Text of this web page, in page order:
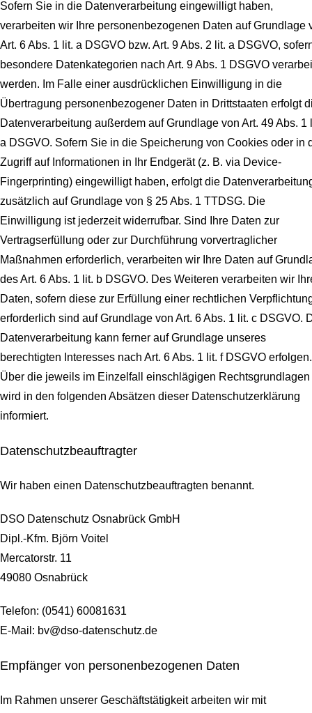
Sofern Sie in die Datenverarbeitung eingewilligt haben,
verarbeiten wir Ihre personenbezogenen Daten auf Grundlage
Art. 6 Abs. 1 lit. a DSGVO bzw. Art. 9 Abs. 2 lit. a DSGVO,
besondere Datenkategorien nach Art. 9 Abs. 1 DSGVO
werden. Im Falle einer ausdrücklichen Einwilligung in die
Übertragung personenbezogener Daten in Drittstaaten erfolgt
Datenverarbeitung außerdem auf Grundlage von Art. 49 Abs. 1
a DSGVO. Sofern Sie in die Speicherung von Cookies oder in
Zugriff auf Informationen in Ihr Endgerät (z. B. via Device-
Fingerprinting) eingewilligt haben, erfolgt die
zusätzlich auf Grundlage von § 25 Abs. 1 TTDSG. Die
Einwilligung ist jederzeit widerrufbar. Sind Ihre Daten zur
Vertragserfüllung oder zur Durchführung vorvertraglicher
Maßnahmen erforderlich, verarbeiten wir Ihre Daten auf
des Art. 6 Abs. 1 lit. b DSGVO. Des Weiteren verarbeiten wir
Daten, sofern diese zur Erfüllung einer rechtlichen
erforderlich sind auf Grundlage von Art. 6 Abs. 1 lit. c DSGVO.
Datenverarbeitung kann ferner auf Grundlage unseres
berechtigten Interesses nach Art. 6 Abs. 1 lit. f DSGVO erfolgen.
Über die jeweils im Einzelfall einschlägigen Rechtsgrundlagen
wird in den folgenden Absätzen dieser Datenschutzerklärung
informiert.
Datenschutz­beauftragter
Wir haben einen Datenschutzbeauftragten benannt.
DSO Datenschutz Osnabrück GmbH
Dipl.-Kfm. Björn Voitel
Mercatorstr. 11
49080 Osnabrück
Telefon: (0541) 60081631
E-Mail: bv@dso-datenschutz.de
Empfänger von personenbezogenen Daten
Im Rahmen unserer Geschäftstätigkeit arbeiten wir mit